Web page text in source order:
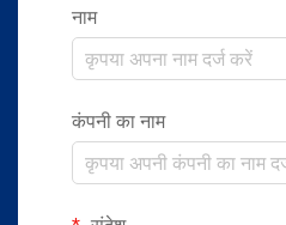
नाम
कंपनी का नाम